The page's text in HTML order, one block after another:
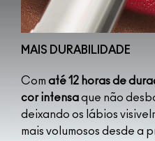
MAIS DURABILIDADE
Com até 12 horas de
cor intensaque não
deixando os lábios
mais volumosos desde a